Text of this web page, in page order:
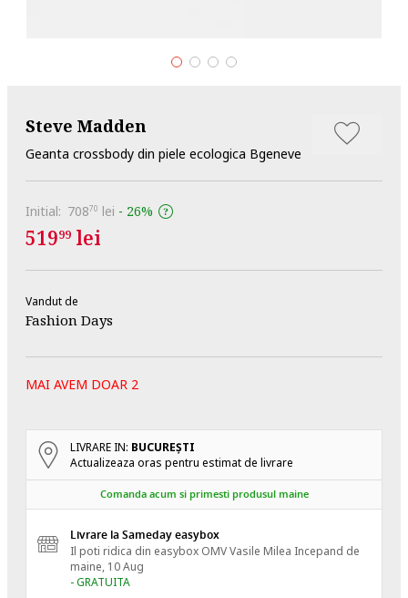
Steve Madden
Geanta crossbody din piele ecologica Bgeneve
Initial: 70870 lei - 26%
51999 lei
Vandut de
Fashion Days
MAI AVEM DOAR 2
LIVRARE IN: BUCUREŞTI
Actualizeaza oras pentru estimat de livrare
Comanda acum si primesti produsul maine
Livrare la Sameday easybox
Il poti ridica din easybox OMV Vasile Milea Incepand de
maine, 10 Aug
- GRATUITA